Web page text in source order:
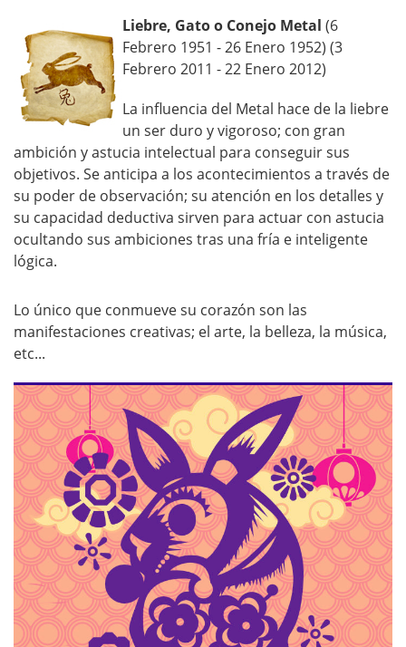
Liebre, Gato o Conejo Metal (6
Febrero 1951 - 26 Enero 1952) (3
Febrero 2011 - 22 Enero 2012)
La influencia del Metal hace de la liebre
un ser duro y vigoroso; con gran
ambición y astucia intelectual para conseguir sus
objetivos. Se anticipa a los acontecimientos a través de
su poder de observación; su atención en los detalles y
su capacidad deductiva sirven para actuar con astucia
ocultando sus ambiciones tras una fría e inteligente
lógica.
Lo único que conmueve su corazón son las
manifestaciones creativas; el arte, la belleza, la música,
etc...